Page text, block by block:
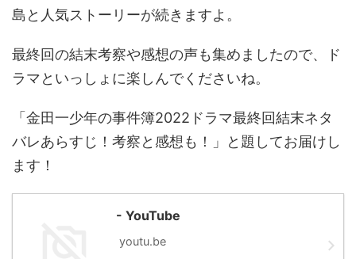
島と人気ストーリーが続きますよ。
最終回の結末考察や感想の声も集めましたので、ド
ラマといっしょに楽しんでくださいね。
「金田一少年の事件簿2022ドラマ最終回結末ネタ
バレあらすじ！考察と感想も！」と題してお届けし
ます！
- YouTube
youtu.be